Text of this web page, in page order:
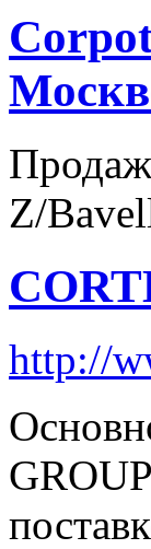
Z/
http://